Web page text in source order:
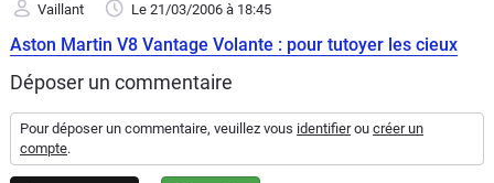
Electriques
Utilitaires
Flottes
Auto
Vaillant Le 21/03/2006 à 18:45
Aston Martin V8 Vantage Volante : pour tutoyer les cieux
Déposer un commentaire
Pour déposer un commentaire, veuillez vous identifierou créer un
compte.